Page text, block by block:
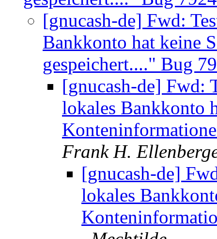
[gnucash-de] Fwd:
Bankkonto hat keine
gespeichert...." Bug
[gnucash-de] Fwd:
lokales Bankkonto
Frank H.
[gnucash-de]
lokales